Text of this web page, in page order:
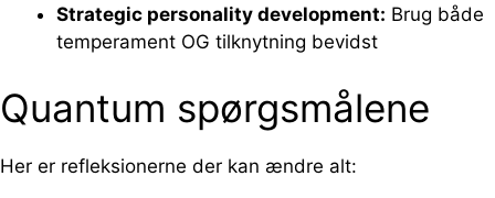
Strategic personality development: Brug både
temperament OG tilknytning bevidst
Quantum spørgsmålene
Her er refleksionerne der kan ændre alt: